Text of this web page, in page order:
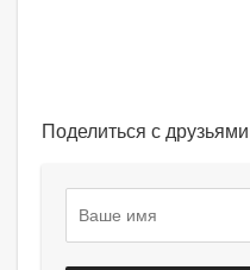
Поделиться с друзьями